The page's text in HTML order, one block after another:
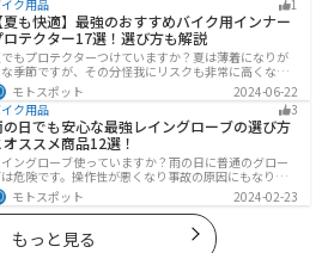
。
ク用品
1
【夏も快適】最強のおすすめバイク用インナー
ロテクター17選！選び方も解説
もプロテクターつけていますか？夏は薄着になりが
季節ですが、その分怪我にリスクも非常に高くなり
。夏こそプロテクターをつけるようにしましょう。通
や速乾性に優れたインナープロテクターであれば夏
も快適に使用できます。今回は快適なインナープロ
ターをまとめて紹介します。
モトスポット
2024-06-22
ク用品
3
の日でも安心な最強レイングローブの選び方
オススメ商品12選！
イングローブ使っていますか？雨の日に普通のグロー
危険です。操作性が悪くなり事故の原因にもなりま
安全と快適に運転するためにもしっかりとしたレイ
ローブを準備しておきましょう。この記事ではレイ
ローブの選び方とオススメを紹介します。
モトスポット 2024-02-23
もっと見る